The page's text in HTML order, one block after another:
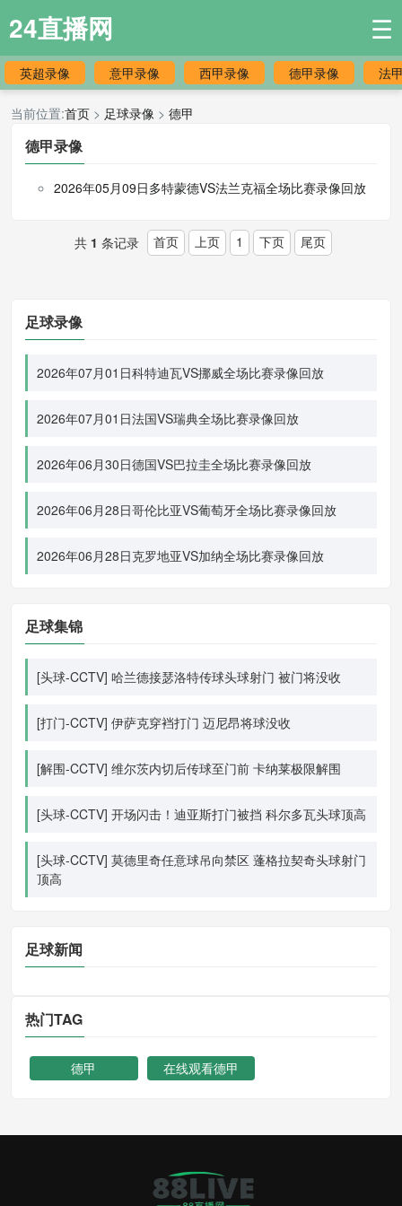
24直播网 ☰
英超录像 意甲录像 西甲录像 德甲录像 法
当前位置:首页 > 足球录像 > 德甲
德甲录像
2026年05月09日多特蒙德VS法兰克福全场比赛录像回放
共 1 条记录 首页 上页 1 下页 尾页
足球录像
2026年07月01日科特迪瓦VS挪威全场比赛录像回放
2026年07月01日法国VS瑞典全场比赛录像回放
2026年06月30日德国VS巴拉圭全场比赛录像回放
2026年06月28日哥伦比亚VS葡萄牙全场比赛录像回放
2026年06月28日克罗地亚VS加纳全场比赛录像回放
足球集锦
[头球-CCTV] 哈兰德接瑟洛特传球头球射门 被门将没收
[打门-CCTV] 伊萨克穿裆打门 迈尼昂将球没收
[解围-CCTV] 维尔茨内切后传球至门前 卡纳莱极限解围
[头球-CCTV] 开场闪击！迪亚斯打门被挡 科尔多瓦头球顶高
[头球-CCTV] 莫德里奇任意球吊向禁区 蓬格拉契奇头球射门
顶高
足球新闻
热门TAG
德甲 在线观看德甲